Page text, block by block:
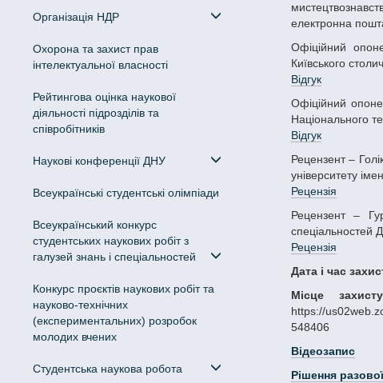
Організація НДР
Охорона та захист прав
інтелектуальної власності
Рейтингова оцінка наукової
діяльності підрозділів та
співробітників
Наукові конференції ДНУ
Всеукраїнські студентські олімпіади
Всеукраїнський конкурс
студентських наукових робіт з
галузей знань і спеціальностей
Конкурс проєктів наукових робіт та
науково-технічних
(експериментальних) розробок
молодих вчених
Студентська наукова робота
електронна
Офіційний опонент – Семенюк Олег Анатолійович, доктор філологічних наук, професор, професор кафедри міжнародної журналістики
Київського
Відгук
Офіційний опонент – Ігнатьєва Світлана Євгенівна, кандидат філологічних наук, доцент, професор кафедри філології та мовної комунікації
Національного
Відгук
Рецензент – Голікова Наталія Сергіївна, доктор філологічних наук, професор, завідувач кафедри української мови Дніпровського національного
університету
Рецензія
Рецензент – Гурко Олена Василівна, доктор філологічних наук, професор, завідувач кафедри англійської мови для нефілологічних
спеціальностей
Рецензія
Дата і час
Місце
https://
548406
Відеозапис
Рішення